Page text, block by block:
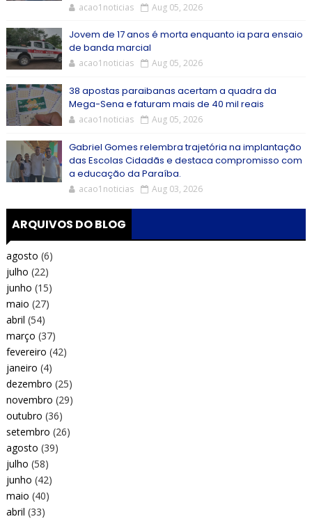
acao1noticias Aug 05, 2026
Jovem de 17 anos é morta enquanto ia para ensaio
de banda marcial
acao1noticias Aug 05, 2026
38 apostas paraibanas acertam a quadra da
Mega-Sena e faturam mais de 40 mil reais
acao1noticias Aug 05, 2026
Gabriel Gomes relembra trajetória na implantação
das Escolas Cidadãs e destaca compromisso com
a educação da Paraíba.
acao1noticias Aug 03, 2026
ARQUIVOS DO BLOG
agosto (6)
julho (22)
junho (15)
maio (27)
abril (54)
março (37)
fevereiro (42)
janeiro (4)
dezembro (25)
novembro (29)
outubro (36)
setembro (26)
agosto (39)
julho (58)
junho (42)
maio (40)
abril (33)